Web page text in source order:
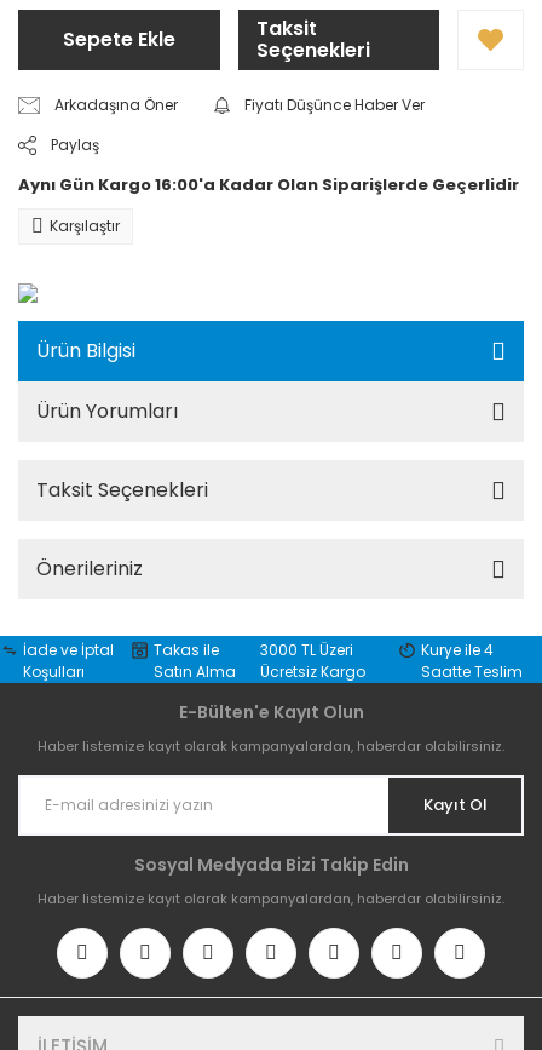
Sepete Ekle Taksit
Seçenekleri
Arkadaşına Öner
Fiyatı Düşünce Haber Ver
Paylaş
Aynı Gün Kargo 16:00'a Kadar Olan Siparişlerde Geçerlidir
Karşılaştır
Ürün Bilgisi
Ürün Yorumları
Taksit Seçenekleri
Önerileriniz
İade ve İptal
Koşulları
Takas ile
Satın Alma
3000 TL Üzeri
Ücretsiz Kargo
Kurye ile 4
Saatte Teslim
E-Bülten'e Kayıt Olun
Haber listemize kayıt olarak kampanyalardan, haberdar olabilirsiniz.
Kayıt Ol
Sosyal Medyada Bizi Takip Edin
Haber listemize kayıt olarak kampanyalardan, haberdar olabilirsiniz.